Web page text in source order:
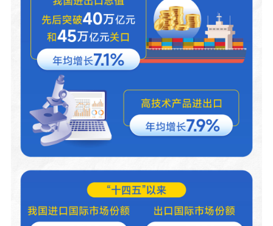
责任编辑注册
业务申报系统